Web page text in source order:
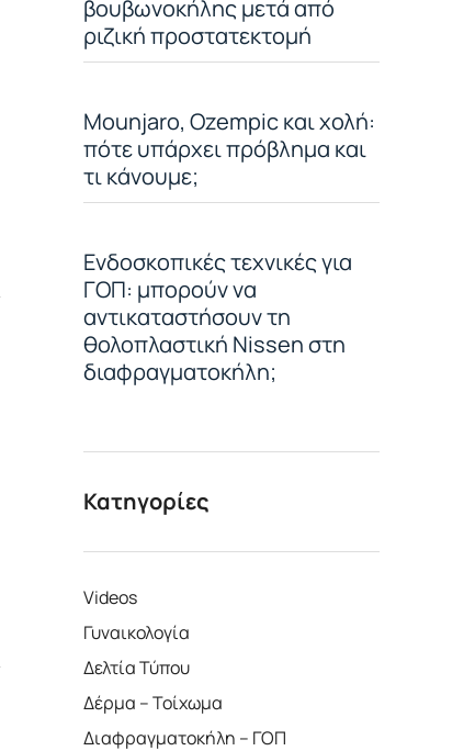
βουβωνοκήλης μετά από
ριζική προστατεκτομή
Mounjaro, Ozempic και χολή:
πότε υπάρχει πρόβλημα και
τι κάνουμε;
Ενδοσκοπικές τεχνικές για
ΓΟΠ: μπορούν να
αντικαταστήσουν τη
θολοπλαστική Nissen στη
διαφραγματοκήλη;
Κατηγορίες
Videos
Γυναικολογία
Δελτία Τύπου
Δέρμα – Τοίχωμα
Διαφραγματοκήλη – ΓΟΠ